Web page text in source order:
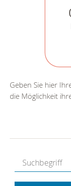
Geben Sie hier
die Möglichkeit